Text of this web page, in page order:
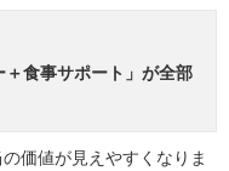
＋食事サポート」が全部
価値が見えやすくなりま